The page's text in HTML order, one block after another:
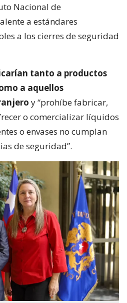
Nacional de
a estándares
a los cierres de seguridad
tanto a productos
a aquellos
y “prohíbe fabricar,
o comercializar líquidos
o envases no cumplan
de seguridad”.